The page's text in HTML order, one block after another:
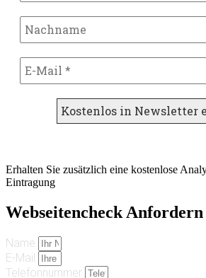
Erhalten Sie zusätzlich eine kostenlose
Eintragung
Webseitencheck Anfordern
Name
E-Mail
Telefonnummer